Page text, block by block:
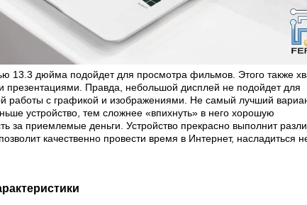
13.3 дюйма подойдет для просмотра фильмов. Этого также
презентациями. Правда, небольшой дисплей не подойдет для
работы с графикой и изображениями. Не самый лучший
устройство, тем сложнее «впихнуть» в него хорошую
за приемлемые деньги. Устройство прекрасно выполнит
качественно провести время в Интернет, насладиться